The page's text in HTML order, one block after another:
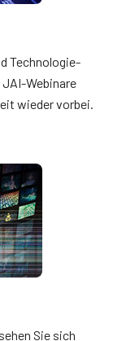
Technologie-
JAI-Webinare
wieder vorbei.
Sie sich